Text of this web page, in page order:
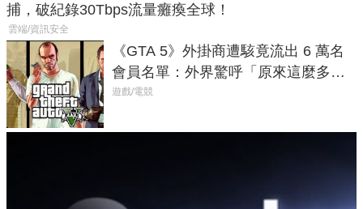
捕，破紀錄30Tbps流量癱瘓全球！
雲端/資訊安全
《GTA 5》外掛商遭駭竟流出 6 萬名
會員名單：外界驚呼「原來這麼多人
在開掛！」
遊戲/電競